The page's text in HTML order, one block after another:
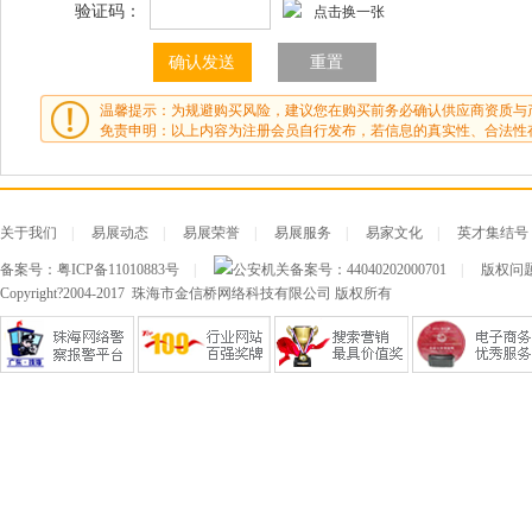
验证码： 点击换一张
温馨提示：为规避购买风险，建议您在购买前务必确认供应商资质与
免责申明：以上内容为注册会员自行发布，若信息的真实性、合法性
关于我们 易展动态 易展荣誉 易展服务 易家文化 英才集结号
备案号： 粤ICP备11010883号 公安机关备案号： 44040202000701
版权问
Copyright?2004-2017 珠海市金信桥网络科技有限公司 版权所有